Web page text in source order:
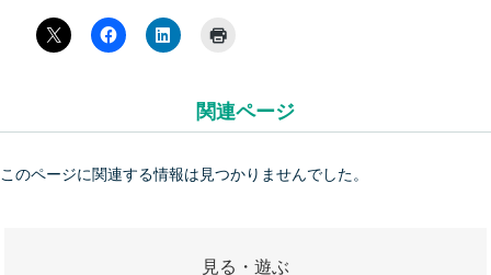
関連ページ
このページに関連する情報は見つかりませんでした。
見る・遊ぶ